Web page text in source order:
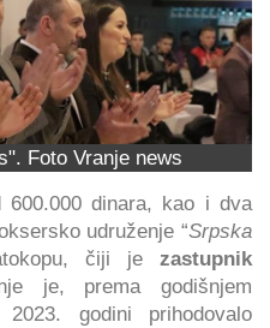
Foto Vranje news
dinara, kao i dva
udruženje “Srpska
čiji je zastupnik
je, prema godišnjem
godini prihodovalo